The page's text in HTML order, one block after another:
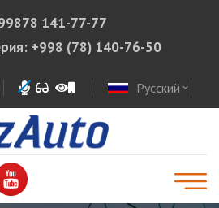
141-77-77
+998 (78) 140-76-50
Русский expand_more